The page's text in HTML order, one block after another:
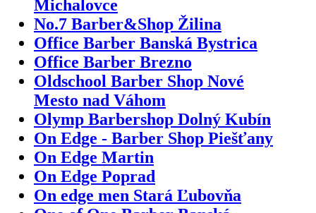
Michalovce
No.7 Barber&Shop Žilina
Office Barber Banská Bystrica
Office Barber Brezno
Oldschool Barber Shop Nové
Mesto nad Váhom
Olymp Barbershop Dolný Kubín
On Edge - Barber Shop Piešťany
On Edge Martin
On Edge Poprad
On edge men Stará Ľubovňa